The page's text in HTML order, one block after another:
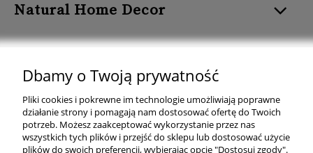
Natural Home Decor
Natural Home Decor | E-mail: sklep at naturalhomedecor.pl | Tel.:
507 707 299
| NIP: 7971800592 | REGON: 381429127
Copyright © 2026 - Naturalhomedecor.pl
Dbamy o Twoją prywatność
Pliki cookies i pokrewne im technologie umożliwiają poprawne
działanie strony i pomagają nam dostosować ofertę do Twoich
potrzeb. Możesz zaakceptować wykorzystanie przez nas
wszystkich tych plików i przejść do sklepu lub dostosować użycie
plików do swoich preferencji, wybierając opcję "Dostosuj zgody".